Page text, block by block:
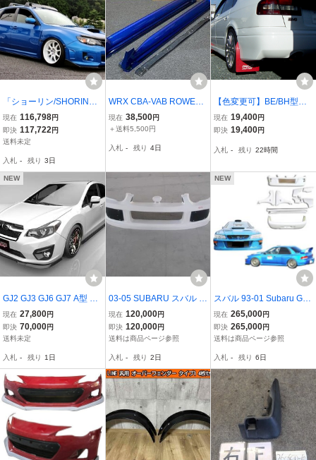
「ショーリン/SHORIN」
GR系インプレッサ WRX
(GRB/GRF)用エアロ３点
セット
現在 116,798円
即決 117,722 円
送料未定
入札 - 残り 3日
WRX CBA-VAB ROWEN
サイドアンダースポイラ
ー 左右セット (純正ステ
様配送不可 営業所止め可
現在 38,500円
＋送料5,500円
入札 - 残り 4日
【色変更可】BE/BH型レ
ガシィ(BE5・BH5)用マッ
ドフラップ(マッドガード)
STi互換品【全国送料0
現在 19,400円
即決 19,400円
入札 - 残り 22時間
NEW
GJ2 GJ3 GJ6 GJ7 A型 B
型 C型 インプレッサ G4
前期型 フロントアンダー
スポイラー サイドステッ
ツ
現在 27,800円
即決 70,000円
送料未定
入札 - 残り 1日
03-05 SUBARU スバル イ
ンプレッサ WRC エアロ
パーツキット FRP
現在 120,000円
即決 120,000円
送料は商品ページ参照
入札 - 残り 2日
NEW
スバル 93-01 Subaru GC
8 4Dr LS-STYLE キット F
RP
現在 265,000円
即決 265,000円
送料は商品ページ参照
入札 - 残り 6日